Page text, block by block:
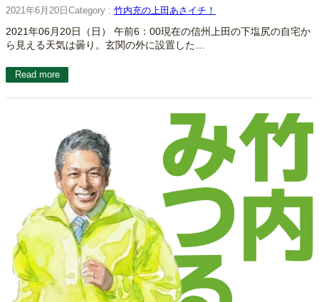
2021年6月20日 Category : 竹内充の上田あさイチ！
2021年06月20日（日） 午前6：00現在の信州上田の下塩尻の自宅か
ら見える天気は曇り。玄関の外に設置した…
Read more